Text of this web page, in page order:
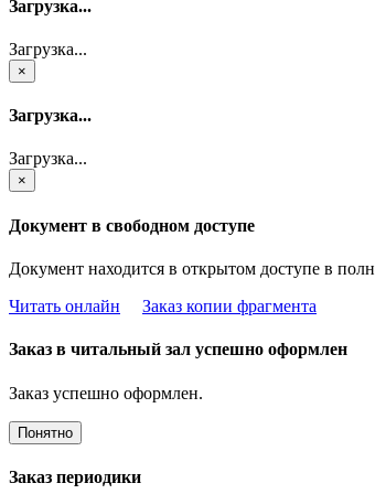
Загрузка...
Загрузка...
×
Загрузка...
Загрузка...
×
Документ в свободном доступе
Документ находится в открытом доступе в
Читать онлайн
Заказ копии фрагмента
Заказ в читальный зал успешно оформлен
Заказ успешно оформлен.
Понятно
Заказ периодики